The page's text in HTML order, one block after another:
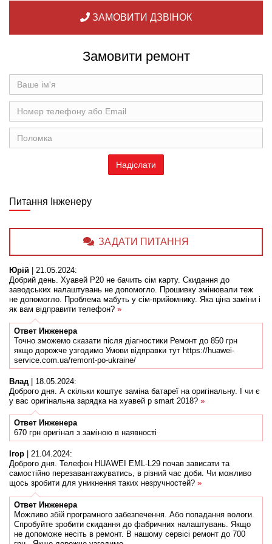
ЗАМОВИТИ ДЗВІНОК
Замовити ремонт
Питання Інженеру
Юрій 21.05.2024:
Добрий день. Хуавей Р20 не бачить сім карту. Скидання до
заводських налаштувань не допомогло. Прошивку змінювали теж
не допомогло. Проблема мабуть у сім-прийомнику. Яка ціна заміни і
як вам відправити телефон? »
Ответ Инженера
Точно зможемо сказати після діагностики Ремонт до 850 грн
якщо дорожче узгодимо Умови відправки тут https://huawei-
service.com.ua/remont-po-ukraine/
Влад 18.05.2024:
Доброго дня. А скільки коштує заміна батареї на оригінальну. І чи є
у вас оригінальна зарядка на хуавей p smart 2018? »
Ответ Инженера
670 грн оригінал з заміною в наявності
Ігор 21.04.2024:
Доброго дня. Телефон HUAWEI EML-L29 почав зависати та
самостійно перезавантажуватись, в різний час доби. Чи можливо
щось зробити для уникнення таких незручностей? »
Ответ Инженера
Можливо збій програмного забезпечення. Або попадання вологи.
Спробуйте зробити скидання до фабричних налаштувань. Якщо
не допоможе несіть в ремонт. В нашому сервісі ремонт до 700
ЗАДАТИ ПИТАННЯ